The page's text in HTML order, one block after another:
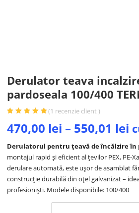
Derulator teava
pardoseala 100/400
din 5 pe baza
unei singure
(1 recenzie client )
470,00 lei – 550,01 lei
Derulatorul pentru țeavă de încălzire în
montajul rapid și eficient al țevilor PEX, PE-
derulare automată, este ușor de asamblat
construcție durabilă din oțel galvanizat –
profesioniști. Modele disponibile: 100/400